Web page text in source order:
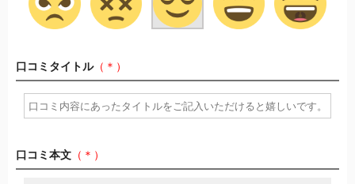
口コミタイトル（＊）
口コミ本文 （＊）